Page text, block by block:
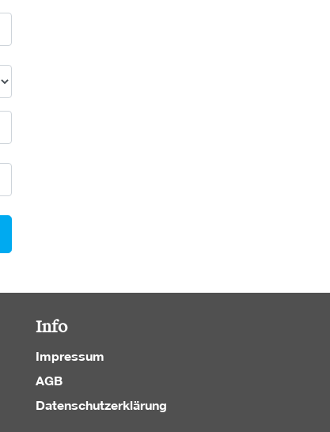
Info
Impressum
AGB
Datenschutzerklärung